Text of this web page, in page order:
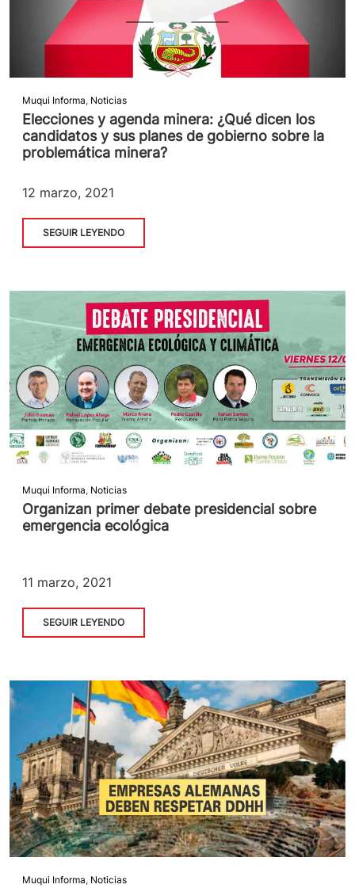
Muqui Informa, Noticias
Elecciones y agenda minera: ¿Qué dicen los
candidatos y sus planes de gobierno sobre la
problemática minera?
12 marzo, 2021
SEGUIR LEYENDO
Muqui Informa, Noticias
Organizan primer debate presidencial sobre
emergencia ecológica
11 marzo, 2021
SEGUIR LEYENDO
Muqui Informa, Noticias